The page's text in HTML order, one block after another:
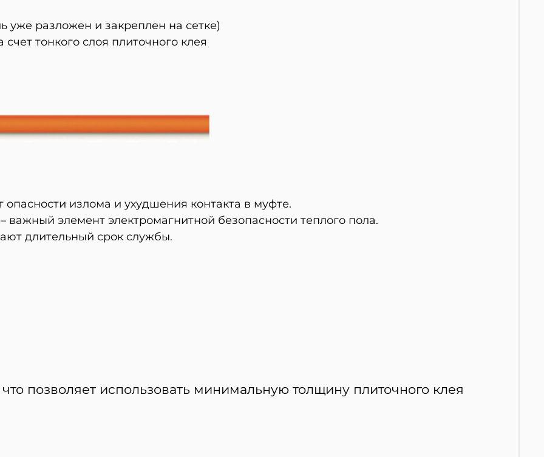
уже разложен и закреплен на сетке)
счет тонкого слоя плиточного клея
излома и ухудшения контакта в муфте.
элемент электромагнитной безопасности теплого пола.
длительный срок службы.
позволяет использовать минимальную толщину плиточного клея